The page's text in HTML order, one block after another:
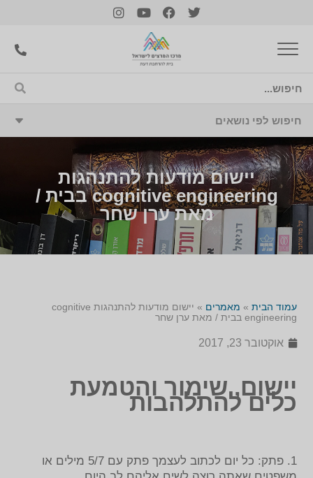
יישום מודעות להתנהגות
cognitive engineering בבית /
מאת ערן שחר
עמוד הבית » מאמרים »
יישום מודעות להתנהגות cognitive
engineering בבית / מאת ערן שחר
אוקטובר 23, 2017
יישום, שימור והטמעת
כלים להתלהבות
1. פתק: כל יום לכתוב לעצמך פתק עם 5/7 מילים או